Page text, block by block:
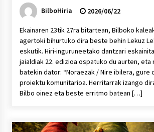
BilboHiria
2026/06/22
Ekainaren 23tik 27ra bitartean, Bilboko
agertoki bihurtuko dira beste behin Lekuz
eskutik. Hiri-inguruneetako dantzari
jaialdiak 22. edizioa ospatuko du aurten, eta
batekin dator: “Noraezak / Nire ibilera, gure
proiektu komunitarioa. Herritarrak izango
Bilbo oinez eta beste erritmo batean […]